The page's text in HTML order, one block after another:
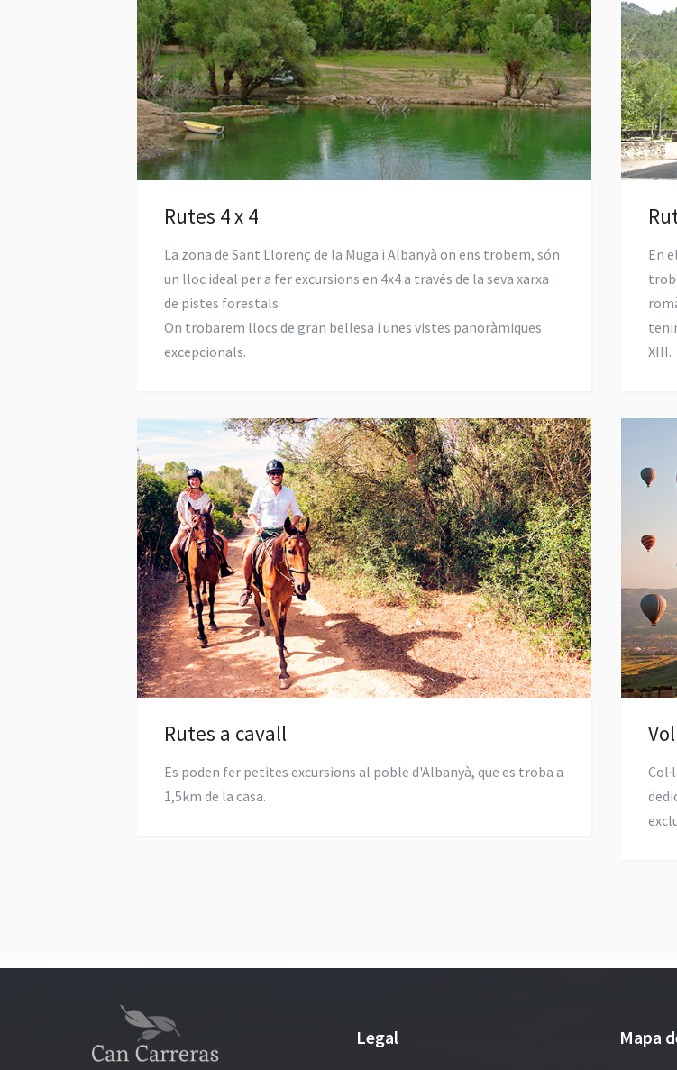
Rutes 4 x 4
La zona de Sant Llorenç de la Muga i Albanyà on ens trobem, són
un lloc ideal per a fer excursions en 4x4 a través de la seva xarxa
de pistes forestals
On trobarem llocs de gran bellesa i unes vistes panoràmiques
excepcionals.
En
XIII.
Rutes a cavall
Es poden fer petites excursions al poble d'Albanyà, que es troba a
1,5km de la casa.
Legal Mapa